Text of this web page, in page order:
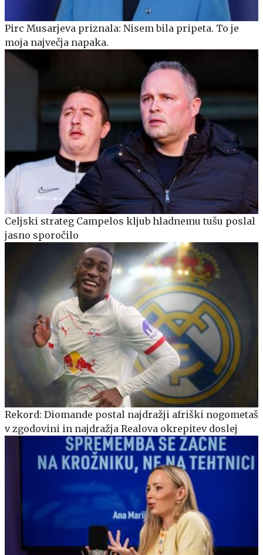
Pirc Musarjeva priznala: Nisem bila pripeta. To je
moja največja napaka.
Celjski strateg Campelos kljub hladnemu tušu poslal
jasno sporočilo
Rekord: Diomande postal najdražji afriški nogometaš
v zgodovini in najdražja Realova okrepitev doslej